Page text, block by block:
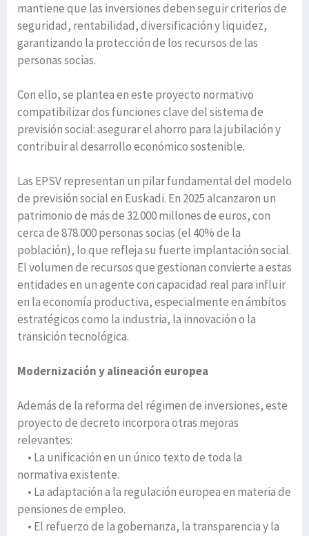
mantiene que las inversiones deben seguir criterios de
seguridad, rentabilidad, diversificación y liquidez,
garantizando la protección de los recursos de las
personas socias.
Con ello, se plantea en este proyecto normativo
compatibilizar dos funciones clave del sistema de
previsión social: asegurar el ahorro para la jubilación y
contribuir al desarrollo económico sostenible.
Las EPSV representan un pilar fundamental del modelo
de previsión social en Euskadi. En 2025 alcanzaron un
patrimonio de más de 32.000 millones de euros, con
cerca de 878.000 personas socias (el 40% de la
población), lo que refleja su fuerte implantación social.
El volumen de recursos que gestionan convierte a estas
entidades en un agente con capacidad real para influir
en la economía productiva, especialmente en ámbitos
estratégicos como la industria, la innovación o la
transición tecnológica.
Modernización y alineación europea
Además de la reforma del régimen de inversiones, este
proyecto de decreto incorpora otras mejoras
relevantes:
• La unificación en un único texto de toda la
normativa existente.
• La adaptación a la regulación europea en materia de
pensiones de empleo.
• El refuerzo de la gobernanza, la transparencia y la